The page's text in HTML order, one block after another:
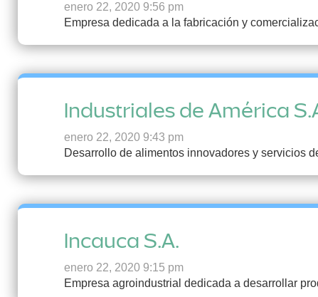
enero 22, 2020 9:56 pm
Empresa dedicada a la fabricación y
Industriales de América
enero 22, 2020 9:43 pm
Desarrollo de alimentos innovadores y servicios
Incauca S.A.
enero 22, 2020 9:15 pm
Empresa agroindustrial dedicada a desarrollar